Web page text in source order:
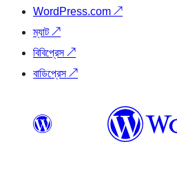
WordPress.com ↗
ম্যাট↗
বিবিপ্রেস↗
বাডিপ্রেস↗